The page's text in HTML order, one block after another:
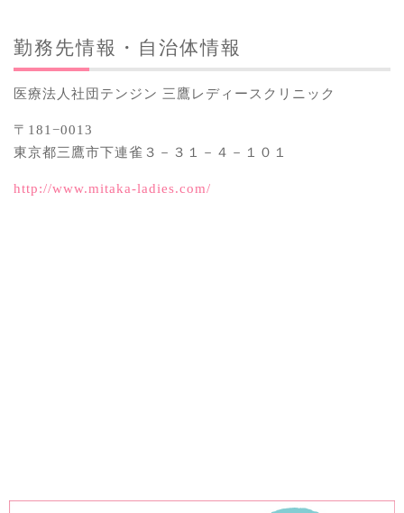
勤務先情報・自治体情報
医療法人社団テンジン 三鷹レディースクリニック
〒181−0013
東京都三鷹市下連雀３－３１－４－１０１
http://www.mitaka-ladies.com/